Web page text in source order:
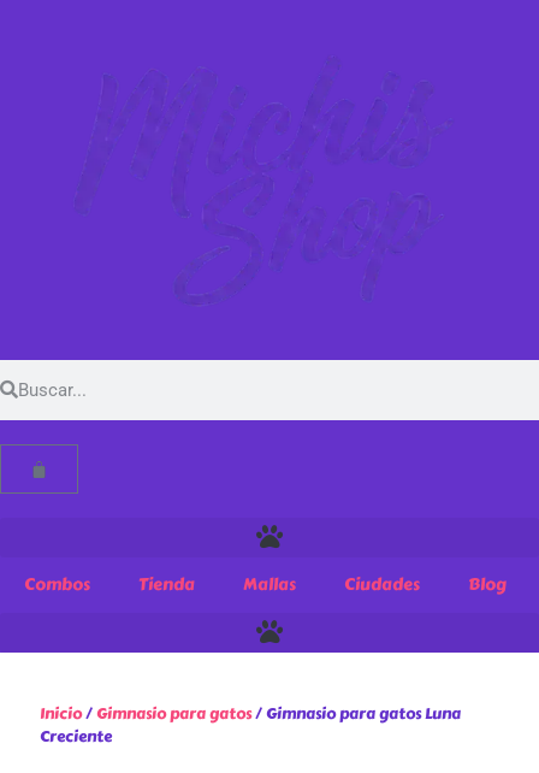
Combos Tienda Mallas Ciudades Blog
Inicio/Gimnasio para gatos/ Gimnasio para gatos Luna
Creciente